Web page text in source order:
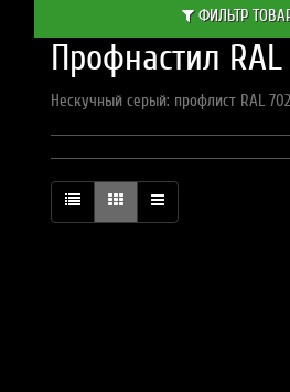
ФИЛЬТР
Профнастил
Нескучный серый: профлист RAL